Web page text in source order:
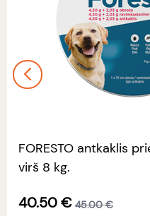
FORESTO antkaklis
virš 8 kg.
40.50€ 45.00 €